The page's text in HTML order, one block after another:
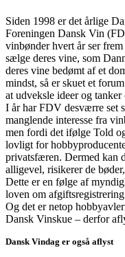
Siden 1998 er det årlige
Foreningen Dansk Vin
vinbønder hvert år ser
sælge deres vine, som
deres vine bedømt af et
mindst, så er skuet et
at udveksle ideer og
I år har FDV desværre set
manglende interesse fra
men fordi det ifølge Told
lovligt for
privatsfæren. Dermed kan
alligevel, risikerer de
Dette er en følge af
loven om
Og det er netop
Dansk Vinskue – derfor
Dansk Vindag er også aflyst